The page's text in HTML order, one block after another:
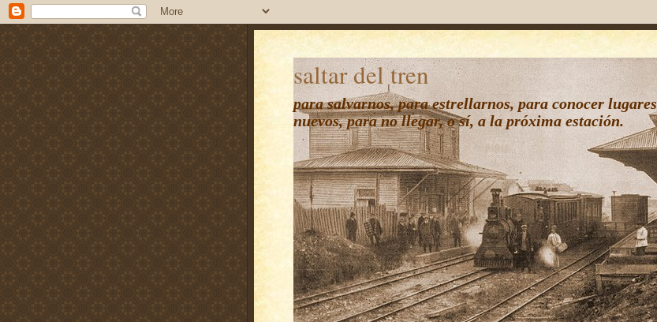
saltar del tren
para salvarnos, para estrellarnos, para conocer lugares
nuevos, para no llegar, o sí, a la próxima estación.